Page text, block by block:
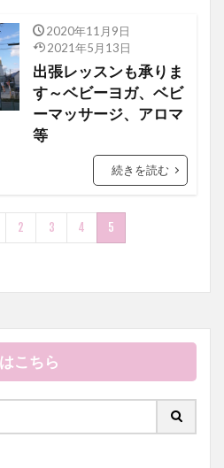
2020年11月9日
2021年5月13日
出張レッスンも承りま
す～ベビーヨガ、ベビ
ーマッサージ、アロマ
等
続きを読む
2 3 4 5
こちら